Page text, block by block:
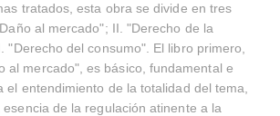
tratados, esta obra se divide en tres
al mercado"; II. "Derecho de la
"Derecho del consumo". El libro primero,
al mercado", es básico, fundamental e
el entendimiento de la totalidad del tema,
de la regulación atinente a la